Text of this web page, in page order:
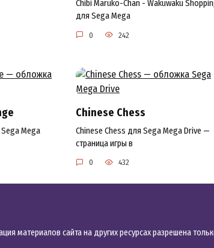
Chibi Maruko-Chan - Wakuwaku
для Sega Mega
0 242
Mega
Chinese Chess
Chinese Chess для Sega Mega Drive —
страница игры в
0 432
материалов сайта на других ресурсах разрешена